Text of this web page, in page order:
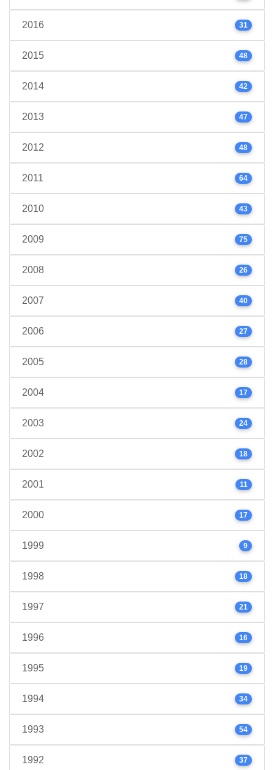
2016 31
2015 48
2014 42
2013 47
2012 48
2011 64
2010 43
2009 75
2008 26
2007 40
2006 27
2005 28
2004 17
2003 24
2002 18
2001 11
2000 17
1999 9
1998 18
1997 21
1996 16
1995 19
1994 34
1993 54
1992 37